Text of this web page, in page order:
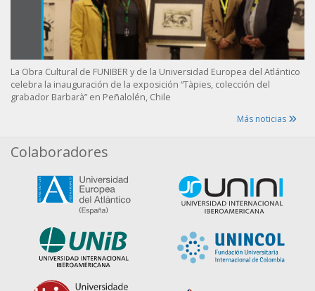
La Obra Cultural de FUNIBER y de la Universidad Europea del Atlántico
celebra la inauguración de la exposición “Tàpies, colección del
grabador Barbarà” en Peñalolén, Chile
Más noticias
Colaboradores